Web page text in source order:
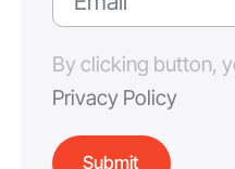
By clicking button,
Privacy Policy